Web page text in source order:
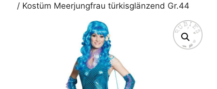
/ Kostüm Meerjungfrau türkisglänzend Gr.44